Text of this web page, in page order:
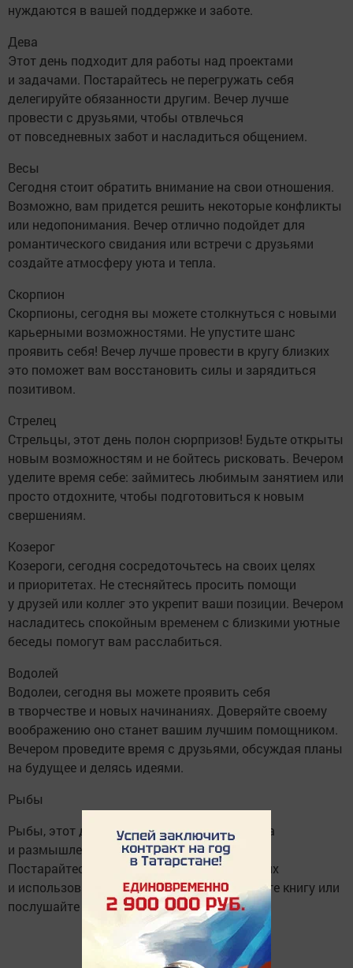
нуждаются в вашей поддержке и заботе.
Дева
Этот день подходит для работы над проектами
и задачами. Постарайтесь не перегружать себя
делегируйте обязанности другим. Вечер лучше
провести с друзьями, чтобы отвлечься
от повседневных забот и насладиться общением.
Весы
Сегодня стоит обратить внимание на свои отношения.
Возможно, вам придется решить некоторые конфликты
или недопонимания. Вечер отлично подойдет для
романтического свидания или встречи с друзьями
создайте атмосферу уюта и тепла.
Скорпион
Скорпионы, сегодня вы можете столкнуться с новыми
карьерными возможностями. Не упустите шанс
проявить себя! Вечер лучше провести в кругу близких
это поможет вам восстановить силы и зарядиться
позитивом.
Стрелец
Стрельцы, этот день полон сюрпризов! Будьте открыты
новым возможностям и не бойтесь рисковать. Вечером
уделите время себе: займитесь любимым занятием или
просто отдохните, чтобы подготовиться к новым
свершениям.
Козерог
Козероги, сегодня сосредоточьтесь на своих целях
и приоритетах. Не стесняйтесь просить помощи
у друзей или коллег это укрепит ваши позиции. Вечером
насладитесь спокойным временем с близкими уютные
беседы помогут вам расслабиться.
Водолей
Водолеи, сегодня вы можете проявить себя
в творчестве и новых начинаниях. Доверяйте своему
воображению оно станет вашим лучшим помощником.
Вечером проведите время с друзьями, обсуждая планы
на будущее и делясь идеями.
Рыбы
Рыбы, этот день подходит для самоанализа
и размышлений о своих желаниях и целях.
Постарайтесь найти баланс в своих эмоциях
и использовать вечер для отдыха: почитайте книгу или
послушайте музыку, чтобы расслабиться.